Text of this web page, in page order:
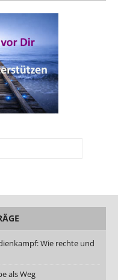
Wie rechte und
als Weg